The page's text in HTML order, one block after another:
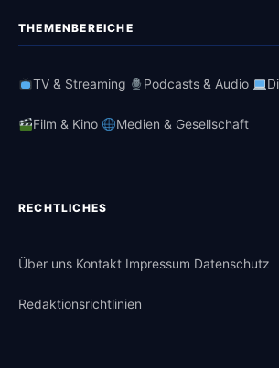
THEMENBEREICHE
TV & Streaming Podcasts & Audio
Film & Kino Medien & Gesellschaft
RECHTLICHES
Über uns Kontakt Impressum Datenschutz
Redaktionsrichtlinien